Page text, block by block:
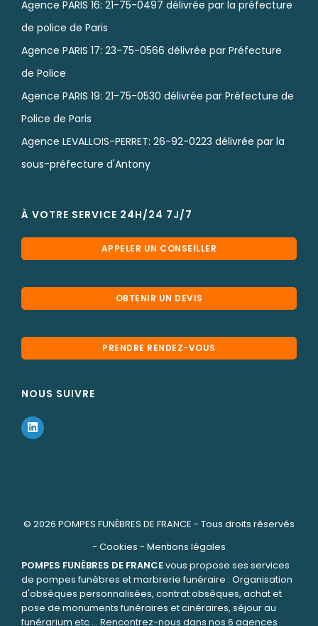
Agence PARIS 16: 21-75-0497 délivrée par la préfecture
de police de Paris
Agence PARIS 17: 23-75-0566 délivrée par Préfecture
de Police
Agence PARIS 19: 21-75-0530 délivrée par Préfecture de
Police de Paris
Agence LEVALLOIS-PERRET: 26-92-0223 délivrée par la
sous-préfecture d'Antony
À VOTRE SERVICE 24H/24 7J/7
APPELER UN CONSEILLER
OBTENIR UN DEVIS
PRENDRE RENDEZ-VOUS
NOUS SUIVRE
© 2026 POMPES FUNÈBRES DE FRANCE - Tous droits réservés
- Cookies - Mentions légales
POMPES FUNÈBRES DE FRANCEvous propose ses services
de pompes funèbres et marbrerie funéraire : Organisation
d'obsèques personnalisées, contrat obsèques, achat et
pose de monuments funéraires et cinéraires, séjour au
funérarium etc ... Rencontrez-nous dans nos 6 agences